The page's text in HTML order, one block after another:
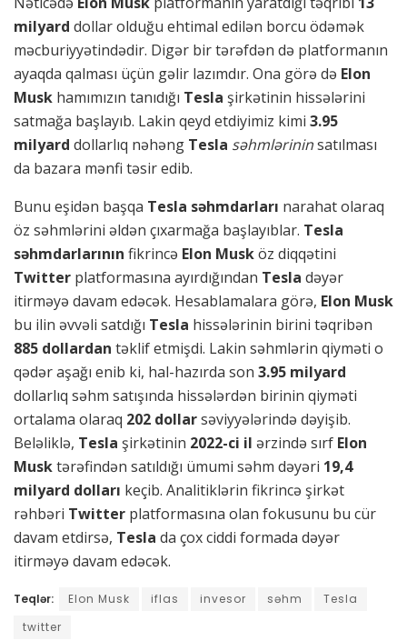
milyard dollar olduğu ehtimal edilən borcu ödəmək
məcburiyyətindədir. Digər bir tərəfdən də platformanın
ayaqda qalması üçün gəlir lazımdır. Ona görə də Elon
Musk hamımızın tanıdığı Tesla şirkətinin hissələrini
satmağa başlayıb. Lakin qeyd etdiyimiz kimi 3.95
milyard dollarlıq nəhəng Tesla səhmlərininsatılması
da bazara mənfi təsir edib.
Bunu eşidən başqa Tesla səhmdarları narahat olaraq
öz səhmlərini əldən çıxarmağa başlayıblar. Tesla
səhmdarlarının fikrincə Elon Musköz diqqətini
Twitter platformasına ayırdığından Tesla dəyər
itirməyə davam edəcək. Hesablamalara görə, Elon Musk
bu ilin əvvəli satdığı Tesla hissələrinin birini təqribən
885 dollardan təklif etmişdi. Lakin səhmlərin qiyməti o
qədər aşağı enib ki, hal-hazırda son 3.95 milyard
dollarlıq səhm satışında hissələrdən birinin qiyməti
ortalama olaraq 202 dollarsəviyyələrində dəyişib.
Beləliklə, Tesla şirkətinin 2022-ci il ərzində sırf Elon
Musktərəfindən satıldığı ümumi səhm dəyəri 19,4
milyard dolları keçib. Analitiklərin fikrincə şirkət
rəhbəri Twitter platformasına olan fokusunu bu cür
davam etdirsə, Tesla da çox ciddi formada dəyər
itirməyə davam edəcək.
Teqlər: Elon Musk iflas invesor səhm
Tesla
twitter